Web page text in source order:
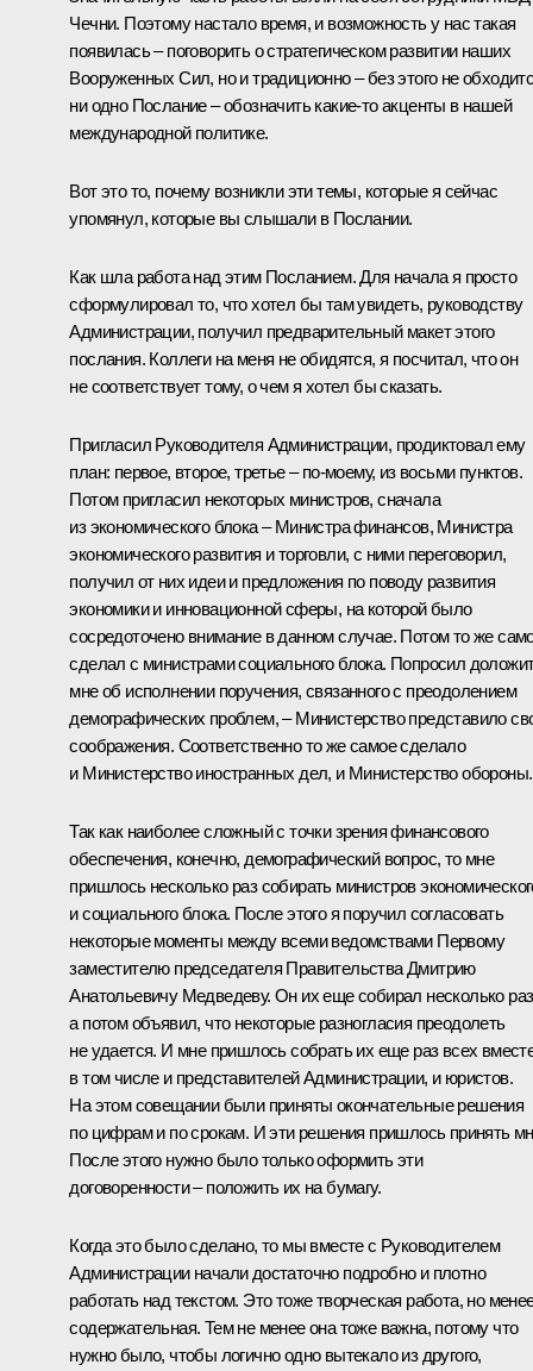
Чечни. Поэтому настало время, и возможность у нас такая
появилась – поговорить о стратегическом развитии наших
Вооруженных Сил, но и традиционно – без этого не
ни одно Послание – обозначить какие‑то акценты в нашей
международной политике.
Вот это то, почему возникли эти темы, которые я сейчас
упомянул, которые вы слышали в Послании.
Как шла работа над этим Посланием. Для начала я просто
сформулировал то, что хотел бы там увидеть, руководству
Администрации, получил предварительный макет этого
послания. Коллеги на меня не обидятся, я посчитал, что он
не соответствует тому, о чем я хотел бы сказать.
Пригласил Руководителя Администрации, продиктовал ему
план: первое, второе, третье – по‑моему, из восьми пунктов.
Потом пригласил некоторых министров, сначала
из экономического блока – Министра финансов, Министра
экономического развития и торговли, с ними переговорил,
получил от них идеи и предложения по поводу развития
экономики и инновационной сферы, на которой было
сосредоточено внимание в данном случае. Потом то же
сделал с министрами социального блока. Попросил
мне об исполнении поручения, связанного с преодолением
демографических проблем, – Министерство представило
соображения. Соответственно то же самое сделало
и Министерство иностранных дел, и Министерство обороны.
Так как наиболее сложный с точки зрения финансового
обеспечения, конечно, демографический вопрос, то мне
пришлось несколько раз собирать министров
и социального блока. После этого я поручил согласовать
некоторые моменты между всеми ведомствами Первому
заместителю председателя Правительства Дмитрию
Анатольевичу Медведеву. Он их еще собирал несколько
а потом объявил, что некоторые разногласия преодолеть
не удается. И мне пришлось собрать их еще раз всех
в том числе и представителей Администрации, и юристов.
На этом совещании были приняты окончательные решения
по цифрам и по срокам. И эти решения пришлось принять
После этого нужно было только оформить эти
договоренности – положить их на бумагу.
Когда это было сделано, то мы вместе с Руководителем
Администрации начали достаточно подробно и плотно
работать над текстом. Это тоже творческая работа, но
содержательная. Тем не менее она тоже важна, потому что
нужно было, чтобы логично одно вытекало из другого,